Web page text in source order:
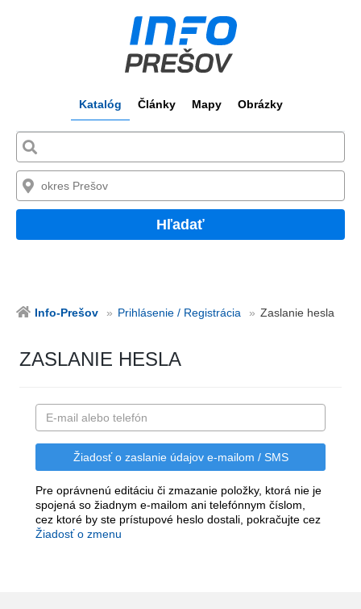
Katalóg Články Mapy Obrázky
Hľadať
Info-Prešov Prihlásenie / Registrácia Zaslanie hesla
ZASLANIE HESLA
Pre oprávnenú editáciu či zmazanie položky, ktorá nie je
spojená so žiadnym e-mailom ani telefónnym číslom,
cez ktoré by ste prístupové heslo dostali, pokračujte cez
Žiadosť o zmenu